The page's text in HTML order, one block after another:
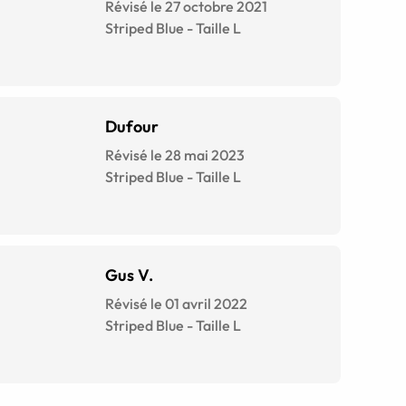
Révisé le 27 octobre 2021
Striped Blue -Taille L
Dufour
Révisé le 28 mai 2023
Striped Blue -Taille L
Gus V.
Révisé le 01 avril 2022
Striped Blue -Taille L